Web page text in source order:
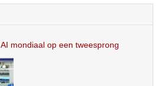
De Leestafel # 108: AI mondiaal op een tweesprong